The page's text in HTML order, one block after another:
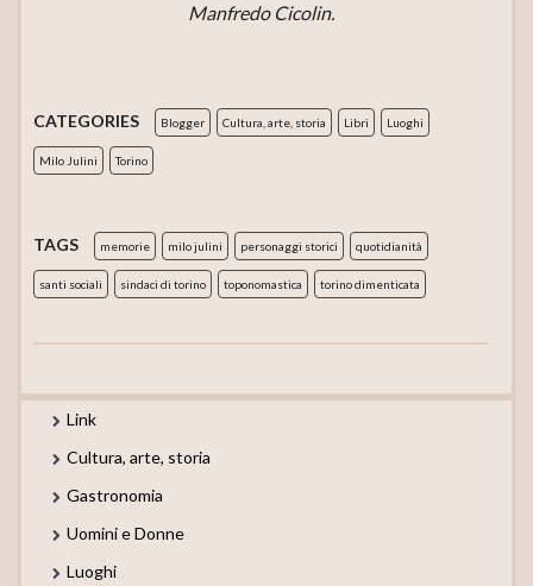
Manfredo Cicolin.
CATEGORIES Blogger Cultura, arte, storia Libri Luoghi
Milo Julini Torino
TAGS memorie milo julini personaggi storici quotidianità
santi sociali sindaci di torino toponomastica torino dimenticata
Link
Cultura, arte, storia
Gastronomia
Uomini e Donne
Luoghi